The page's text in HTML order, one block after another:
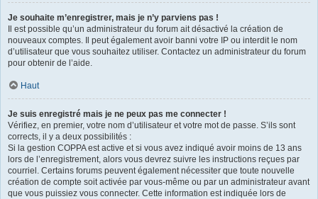
Je souhaite m’enregistrer, mais je n’y parviens pas !
Il est possible qu’un administrateur du forum ait désactivé la création de
nouveaux comptes. Il peut également avoir banni votre IP ou interdit le nom
d’utilisateur que vous souhaitez utiliser. Contactez un administrateur du forum
pour obtenir de l’aide.
Haut
Je suis enregistré mais je ne peux pas me connecter !
Vérifiez, en premier, votre nom d’utilisateur et votre mot de passe. S’ils sont
corrects, il y a deux possibilités :
Si la gestion COPPA est active et si vous avez indiqué avoir moins de 13 ans
lors de l’enregistrement, alors vous devrez suivre les instructions reçues par
courriel. Certains forums peuvent également nécessiter que toute nouvelle
création de compte soit activée par vous-même ou par un administrateur avant
que vous puissiez vous connecter. Cette information est indiquée lors de